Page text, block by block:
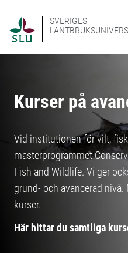
SVERIGES
Kurser på
Vid institutionen för vilt,
masterprogrammet
Fish and Wildlife. Vi ger
grund- och avancerad nivå.
kurser.
Här hittar du samtliga